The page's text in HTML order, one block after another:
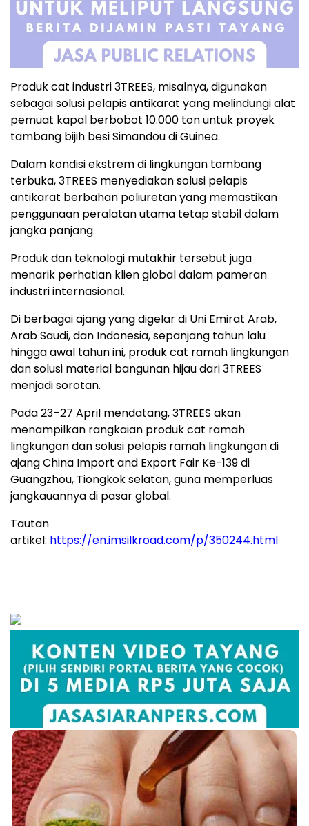
Produk cat industri 3TREES, misalnya, digunakan
sebagai solusi pelapis antikarat yang melindungi alat
pemuat kapal berbobot 10.000 ton untuk proyek
tambang bijih besi Simandou di Guinea.
Dalam kondisi ekstrem di lingkungan tambang
terbuka, 3TREES menyediakan solusi pelapis
antikarat berbahan poliuretan yang memastikan
penggunaan peralatan utama tetap stabil dalam
jangka panjang.
Produk dan teknologi mutakhir tersebut juga
menarik perhatian klien global dalam pameran
industri internasional.
Di berbagai ajang yang digelar di Uni Emirat Arab,
Arab Saudi, dan Indonesia, sepanjang tahun lalu
hingga awal tahun ini, produk cat ramah lingkungan
dan solusi material bangunan hijau dari 3TREES
menjadi sorotan.
Pada 23–27 April mendatang, 3TREES akan
menampilkan rangkaian produk cat ramah
lingkungan dan solusi pelapis ramah lingkungan di
ajang China Import and Export Fair Ke-139 di
Guangzhou, Tiongkok selatan, guna memperluas
jangkauannya di pasar global.
Tautan
artikel: https://en.imsilkroad.com/p/350244.html